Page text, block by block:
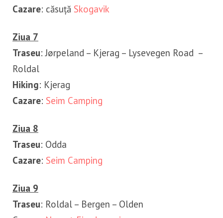
Cazare: căsuță Skogavik
Ziua 7
Traseu: Jørpeland – Kjerag – Lysevegen Road –
Roldal
Hiking: Kjerag
Cazare: Seim Camping
Ziua 8
Traseu: Odda
Cazare: Seim Camping
Ziua 9
Traseu: Roldal – Bergen – Olden